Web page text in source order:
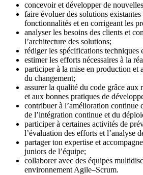
concevoir et développer de
faire évoluer des solutions existantes
fonctionnalités et en corrigeant les
analyser les besoins des clients et
l’architecture des solutions;
rédiger les spécifications techniques
estimer les efforts nécessaires à la
participer à la mise en production et
du changement;
assurer la qualité du code grâce aux
et aux bonnes pratiques de
contribuer à l’amélioration continue
de l’intégration continue et du
participer à certaines activités de
l’évaluation des efforts et l’analyse
partager ton expertise et
juniors de l’équipe;
collaborer avec des équipes
environnement Agile–Scrum.